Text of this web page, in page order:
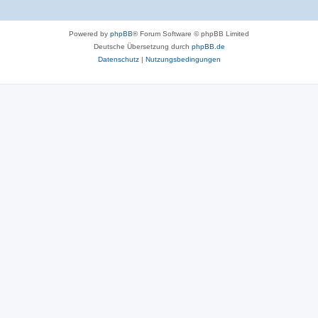
Powered by phpBB® Forum Software © phpBB Limited
Deutsche Übersetzung durch phpBB.de
Datenschutz| Nutzungsbedingungen